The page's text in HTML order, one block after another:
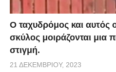
Ο ταχυδρόμος και αυτός
σκύλος μοιράζονται μια
στιγμή.
21 ΔΕΚΕΜΒΡΊΟΥ, 2023